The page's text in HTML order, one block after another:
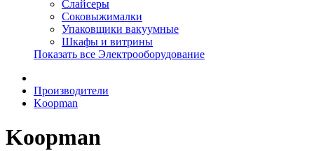
Слайсеры
Соковыжималки
Упаковщики вакуумные
Шкафы и витрины
Показать все Электрооборудование
Производители
Koopman
Koopman